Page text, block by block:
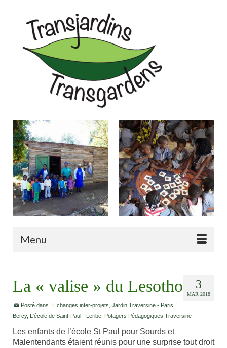
Menu
3
MAR 2018
La « valise » du Lesotho
Posté dans : Echanges inter-projets Jardin Traversine - Paris
Bercy, L'école de Saint-Paul - Leribe Potagers Pédagogiques Traversine |
Les enfants de l’école St Paul pour Sourds et
Malentendants étaient réunis pour une surprise tout droit